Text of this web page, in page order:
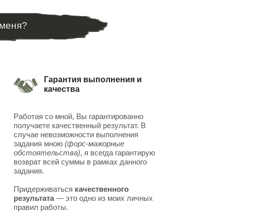
Гарантия выполнения и
качества
Работая со мной, Вы гарантированно
получаете качественный результат. В
случае невозможности выполнения
задания мною(форс-мажорные
обстоятельства), я всегда гарантирую
возврат всей суммы в рамках данного
задания.
Придерживаться качественного
результата— это одно из моих личных
правил работы.